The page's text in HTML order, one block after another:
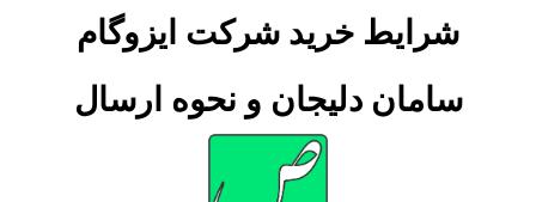
شرایط خرید شرکت ایزوگام
سامان دلیجان و نحوه ارسال